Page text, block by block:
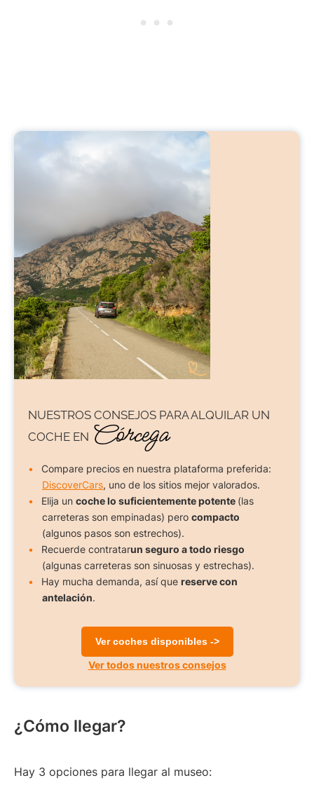
NUESTROS CONSEJOS PARAALQUILAR UN
COCHE EN Córcega
Compare precios en nuestra plataforma preferida:
DiscoverCars, uno de los sitios mejor valorados.
Elija un coche lo suficientemente potente (las
carreteras son empinadas) pero compacto
(algunos pasos son estrechos).
Recuerde contratarun seguro a todo riesgo
(algunas carreteras son sinuosas y estrechas).
Hay mucha demanda, así que reserve con
antelación.
Ver coches disponibles ->
Ver todos nuestros consejos
¿Cómo llegar?
Hay 3 opciones para llegar al museo: